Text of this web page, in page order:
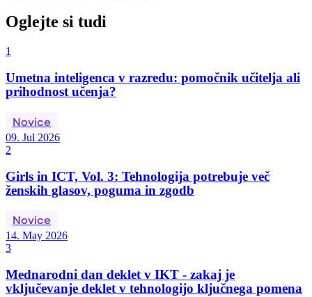
Oglejte si tudi
1
Umetna inteligenca v razredu: pomočnik učitelja ali
prihodnost učenja?
Novice
09. Jul 2026
2
Girls in ICT, Vol. 3: Tehnologija potrebuje več
ženskih glasov, poguma in zgodb
Novice
14. May 2026
3
Mednarodni dan deklet v IKT - zakaj je
vključevanje deklet v tehnologijo ključnega pomena